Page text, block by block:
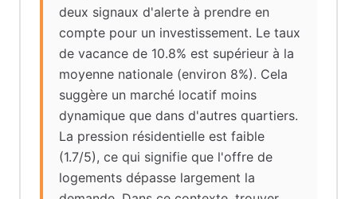
deux signaux d'alerte à prendre en
compte pour un investissement. Le taux
de vacance de 10.8% est supérieur à la
moyenne nationale (environ 8%). Cela
suggère un marché locatif moins
dynamique que dans d'autres quartiers.
La pression résidentielle est faible
(1.7/5), ce qui signifie que l'offre de
logements dépasse largement la